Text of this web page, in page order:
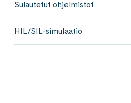
Sulautetut ohjelmistot
HIL/SIL-simulaatio